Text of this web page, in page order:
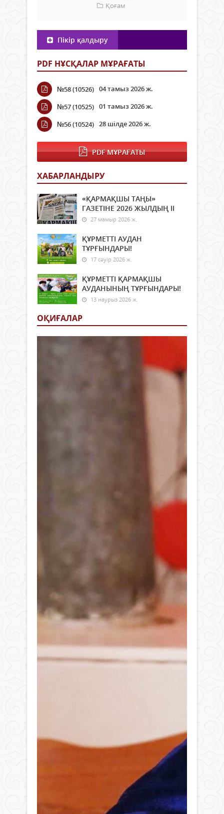
Қоғам
Пікір қалдыру
PDF НҰСҚАЛАР МҰРАҒАТЫ
№58 (10526) 04 тамыз 2026 ж.
№57 (10525) 01 тамыз 2026 ж.
№56 (10524) 28 шілде 2026 ж.
PDF МҰРАҒАТЫ
ХАБАРЛАНДЫРУ
«ҚАРМАҚШЫ ТАҢЫ»
ГАЗЕТІНЕ 2026 ЖЫЛДЫҢ ІI
27 мамыр 2026 ж.
ҚҰРМЕТТІ АУДАН
ТҰРҒЫНДАРЫ!
17 сәуір 2026 ж.
ҚҰРМЕТТІ ҚАРМАҚШЫ
АУДАНЫНЫҢ ТҰРҒЫНДАРЫ!
13 наурыз 2026 ж.
ОҚИҒАЛАР